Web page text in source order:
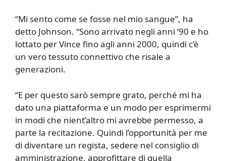
“Mi sento come se fosse nel mio sangue”, ha
detto Johnson. “Sono arrivato negli anni ’90 e ho
lottato per Vince fino agli anni 2000, quindi c’è
un vero tessuto connettivo che risale a
generazioni.
“E per questo sarò sempre grato, perché mi ha
dato una piattaforma e un modo per esprimermi
in modi che nient’altro mi avrebbe permesso, a
parte la recitazione. Quindi l’opportunità per me
di diventare un regista, sedere nel consiglio di
amministrazione, approfittare di quella